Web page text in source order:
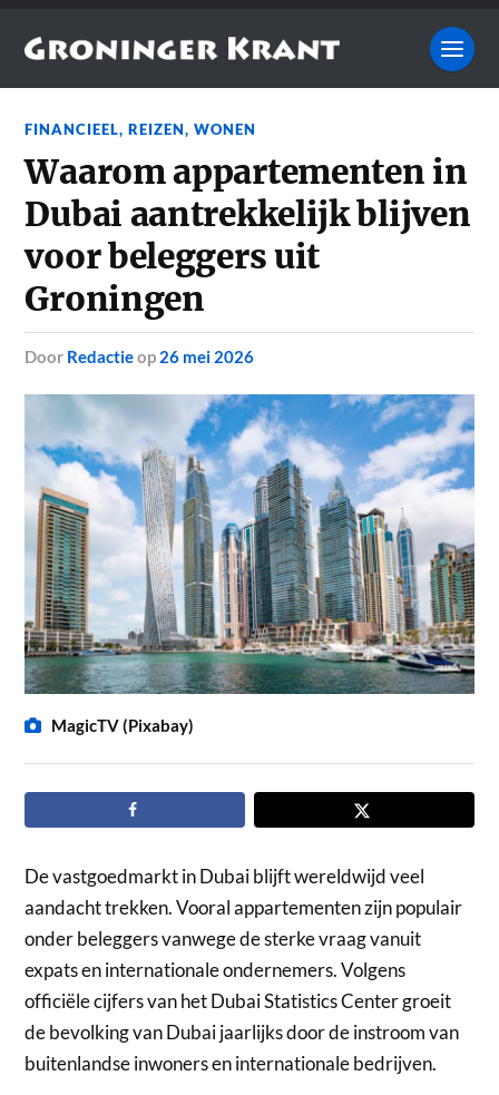
FINANCIEEL,REIZEN,WONEN
Waarom appartementen in
Dubai aantrekkelijk blijven
voor beleggers uit
Groningen
door Redactieop 26 mei 2026
MagicTV (Pixabay)
De vastgoedmarkt in Dubai blijft wereldwijd veel
aandacht trekken. Vooral appartementen zijn populair
onder beleggers vanwege de sterke vraag vanuit
expats en internationale ondernemers. Volgens
officiële cijfers van het Dubai Statistics Center groeit
de bevolking van Dubai jaarlijks door de instroom van
buitenlandse inwoners en internationale bedrijven.